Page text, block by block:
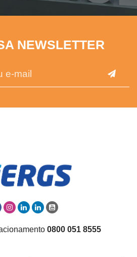
NEWSLETTER
0800 051 8555